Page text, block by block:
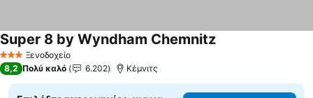
3 ΑστέριαΞενοδοχείο
Super 8 by Wyndham Chemnitz
8,2 Πολύ καλό 6.202 Κέμνιτς